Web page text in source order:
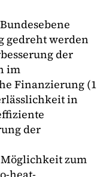
gedreht werden
der
im
Finanzierung (1
in
der
zum